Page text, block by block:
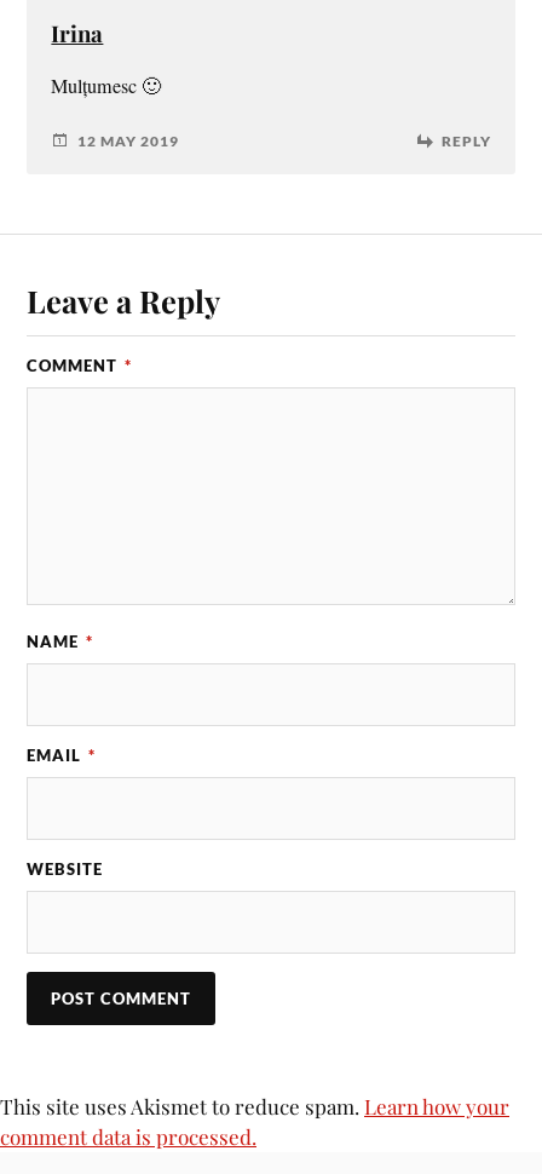
Irina
Mulțumesc 🙂
12 MAY 2019 REPLY
Leave a Reply
COMMENT *
NAME *
EMAIL *
WEBSITE
This site uses Akismet to reduce spam. Learn how your
comment data is processed.